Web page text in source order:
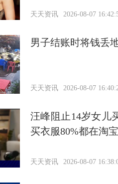
天天资讯 2026-08-07
男子结账时将钱丢
天天资讯 2026-08-07
汪峰阻止14岁女儿
买衣服80%都在淘宝
天天资讯 2026-08-07